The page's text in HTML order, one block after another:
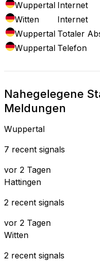
Wuppertal Internet
Witten
Internet
Wuppertal Totaler
Wuppertal Telefon
Nahegelegene
Meldungen
Wuppertal
7 recent signals
vor 2 Tagen
Hattingen
2 recent signals
vor 2 Tagen
Witten
2 recent signals